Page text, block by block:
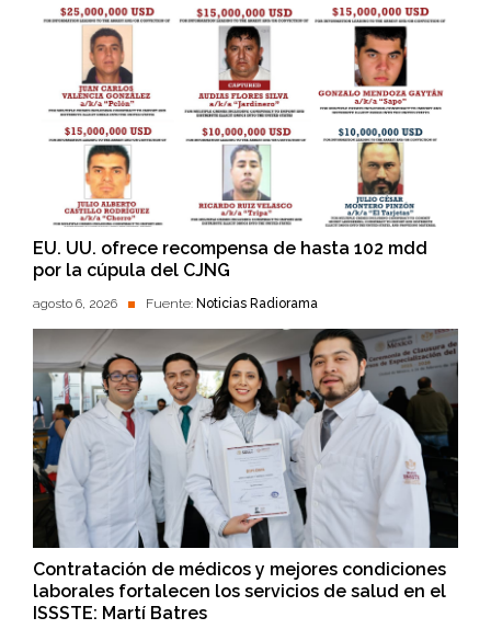
EU. UU. ofrece recompensa de hasta 102 mdd
por la cúpula del CJNG
agosto 6, 2026 Fuente: Noticias Radiorama
Contratación de médicos y mejores condiciones
laborales fortalecen los servicios de salud en el
ISSSTE: Martí Batres